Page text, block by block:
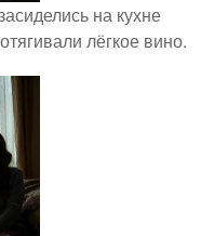
на кухне
лёгкое вино.